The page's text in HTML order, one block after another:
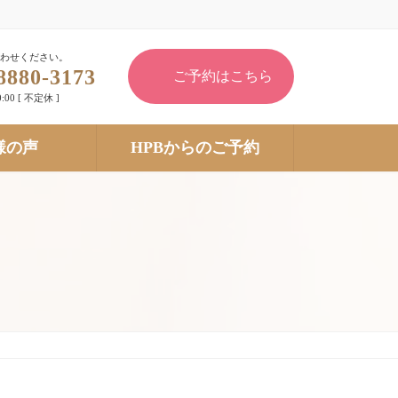
せください。
3173
[ 不定休 ]
ご予約はこちら
の声 HPBからのご予約